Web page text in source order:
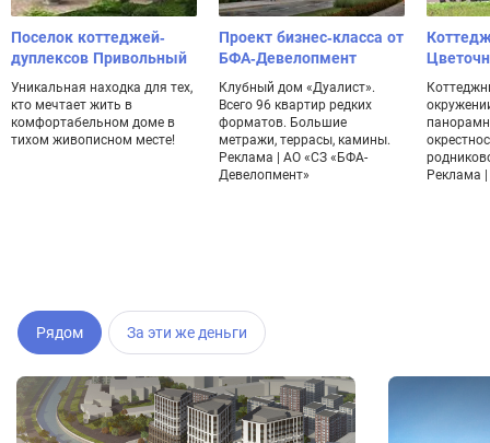
Поселок коттеджей-
дуплексов Привольный
Уникальная находка для тех,
кто мечтает жить в
комфортабельном доме в
тихом живописном месте!
Проект бизнес-класса от
БФА-Девелопмент
Клубный дом «Дуалист».
Всего 96 квартир редких
форматов. Большие
метражи, террасы, камины.
Реклама | АО «СЗ «БФА-
Девелопмент»
Реклама
Рядом За эти же деньги